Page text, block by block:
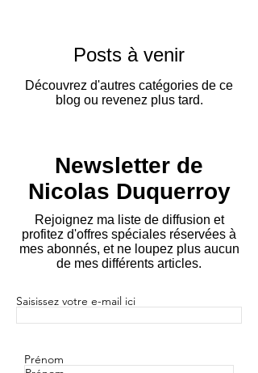
Posts à venir
Découvrez d'autres catégories de ce
blog ou revenez plus tard.
Newsletter de
Nicolas Duquerroy
Rejoignez ma liste de diffusion et
profitez d'offres spéciales réservées à
mes abonnés, et ne loupez plus aucun
de mes différents articles.
Saisissez votre e-mail ici
Prénom